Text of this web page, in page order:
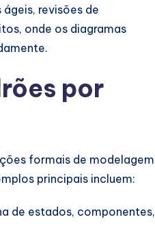
revisões de
onde os diagramas
por
formais de modelagem
principais incluem:
de estados, componentes,